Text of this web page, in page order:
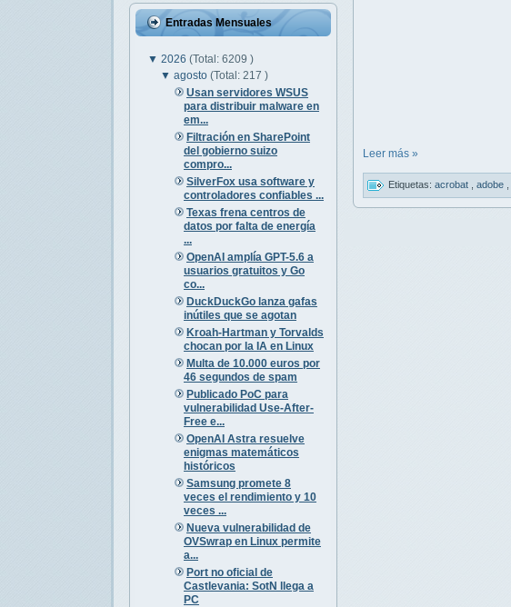
Entradas Mensuales
▼ 2026 (Total: 6209 )
▼agosto(Total: 217 )
Usan servidores WSUS
para distribuir malware en
em...
Filtración en SharePoint
del gobierno suizo
compro...
SilverFox usa software y
controladores confiables ...
Texas frena centros de
datos por falta de energía
...
OpenAI amplía GPT-5.6 a
usuarios gratuitos y Go
co...
DuckDuckGo lanza gafas
inútiles que se agotan
Kroah-Hartman y Torvalds
chocan por la IA en Linux
Multa de 10.000 euros por
46 segundos de spam
Publicado PoC para
vulnerabilidad Use-After-
Free e...
OpenAI Astra resuelve
enigmas matemáticos
históricos
Samsung promete 8
veces el rendimiento y 10
veces ...
Nueva vulnerabilidad de
OVSwrap en Linux permite
a...
Port no oficial de
Castlevania: SotN llega a
PC
Leer más »
Etiquetas: acrobat adobe